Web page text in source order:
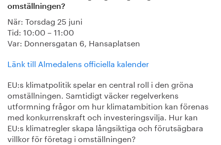
omställningen?
När: Torsdag 25 juni
Tid: 10:00 – 11:00
Var: Donnersgatan 6, Hansaplatsen
Länk till Almedalens officiella kalender
EU:s klimatpolitik spelar en central roll i den gröna
omställningen. Samtidigt väcker regelverkens
utformning frågor om hur klimatambition kan förenas
med konkurrenskraft och investeringsvilja. Hur kan
EU:s klimatregler skapa långsiktiga och förutsägbara
villkor för företag i omställningen?